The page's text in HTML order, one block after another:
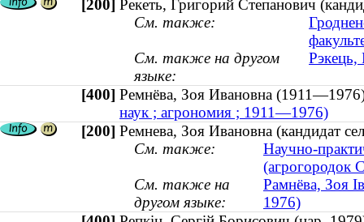
[200] Рекеть, Григорий Степанович
См. также:
См. также на другом
языке:
Рэкець,
[400] Ремнёва, Зоя Ивановна
наук ; агрономия ; 1911—1976)
[200] Ремнева, Зоя Ивановна (кандидат
См. также:
Научно-
(агрогородок
См. также на
другом языке:
Рамнёва, Зоя
1976)